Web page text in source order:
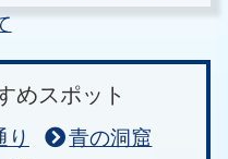
めスポット
り
青の洞窟